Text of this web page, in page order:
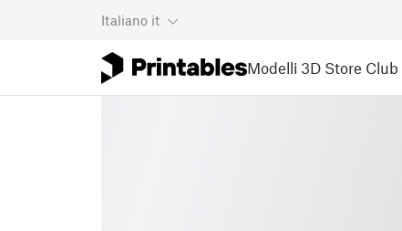
Italiano it
Modelli 3D Store Club